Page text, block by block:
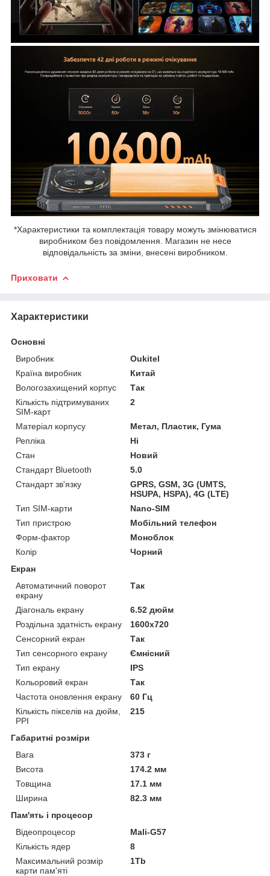
*Характеристики та комплектація товару можуть змінюватися
виробником без повідомлення. Магазин не несе
відповідальність за зміни, внесені виробником.
Приховати
Характеристики
Основні
Виробник
Oukitel
Країна виробник
Китай
Вологозахищений корпус
Так
Кількість підтримуваних
SIM-карт
2
Матеріал корпусу
Метал, Пластик, Гума
Репліка
Ні
Стан
Новий
Стандарт Bluetooth
5.0
Стандарт зв'язку
GPRS, GSM, 3G (UMTS,
HSUPA, HSPA), 4G (LTE)
Тип SIM-карти
Nano-SIM
Тип пристрою
Мобільний телефон
Форм-фактор
Моноблок
Колір
Чорний
Екран
Автоматичний поворот
екрану
Так
Діагональ екрану
6.52 дюйм
Роздільна здатність екрану
1600x720
Сенсорний екран
Так
Тип сенсорного екрану
Ємнісний
Тип екрану
IPS
Кольоровий екран
Так
Частота оновлення екрану
60 Гц
Кількість пікселів на дюйм,
PPI
215
Габаритні розміри
Вага
373 г
Висота
174.2 мм
Товщина
17.1 мм
Ширина
82.3 мм
Пам'ять і процесор
Відеопроцесор
Mali-G57
Кількість ядер
8
Максимальний розмір
карти пам'яті
1Tb